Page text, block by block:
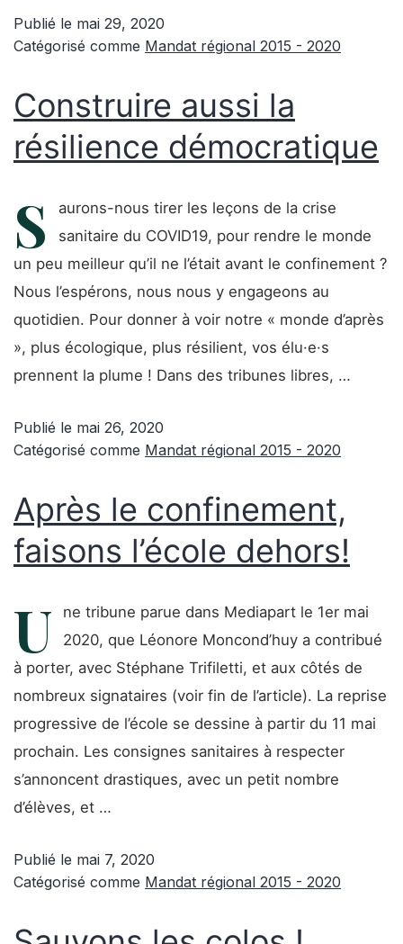
Publié le mai 29, 2020
Catégorisé comme Mandat régional 2015 - 2020
Construire aussi la
résilience démocratique
S
aurons-nous tirer les leçons de la crise
sanitaire du COVID19, pour rendre le monde
un peu meilleur qu’il ne l’était avant le confinement ?
Nous l’espérons, nous nous y engageons au
quotidien. Pour donner à voir notre « monde d’après
», plus écologique, plus résilient, vos élu·e·s
prennent la plume ! Dans des tribunes libres, …
Publié le mai 26, 2020
Catégorisé comme Mandat régional 2015 - 2020
Après le confinement,
faisons l’école dehors!
U
ne tribune parue dans Mediapart le 1er mai
2020, que Léonore Moncond’huy a contribué
à porter, avec Stéphane Trifiletti, et aux côtés de
nombreux signataires (voir fin de l’article). La reprise
progressive de l’école se dessine à partir du 11 mai
prochain. Les consignes sanitaires à respecter
s’annoncent drastiques, avec un petit nombre
d’élèves, et …
Publié le mai 7, 2020
Catégorisé comme Mandat régional 2015 - 2020